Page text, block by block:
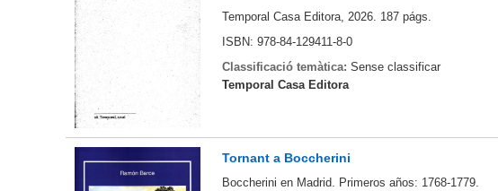
Temporal Casa Editora, 2026. 187 págs.
ISBN: 978-84-129411-8-0
Classificació temàtica: Sense classificar
Temporal Casa Editora
Tornant a Boccherini
Boccherini en Madrid. Primeros años: 1768-1779.